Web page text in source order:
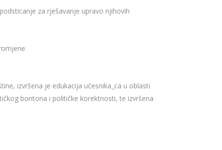
za rješavanje upravo njihovih
izvršena je edukacija učesnika_ca u oblasti
bontona i političke korektnosti, te izvršena